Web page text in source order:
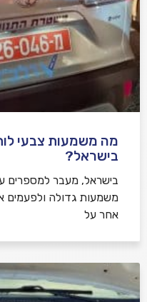
מה משמעות צבעי
בישראל?
בישראל, מעבר למספרים
משמעות גדולה ולפעמים
אחר על